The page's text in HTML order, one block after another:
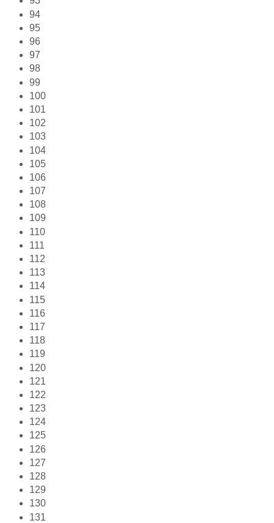
94
95
96
97
98
99
100
101
102
103
104
105
106
107
108
109
110
111
112
113
114
115
116
117
118
119
120
121
122
123
124
125
126
127
128
129
130
131